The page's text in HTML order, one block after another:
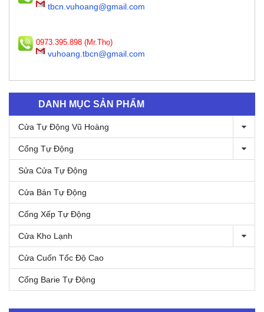
tbcn.vuhoang@gmail.com
0973.395.898 (Mr.Thọ)
vuhoang.tbcn@gmail.com
DANH MỤC SẢN PHẨM
Cửa Tự Động Vũ Hoàng
Cổng Tự Động
Sửa Cửa Tự Động
Cửa Bán Tự Động
Cổng Xếp Tự Động
Cửa Kho Lạnh
Cửa Cuốn Tốc Độ Cao
Cổng Barie Tự Động